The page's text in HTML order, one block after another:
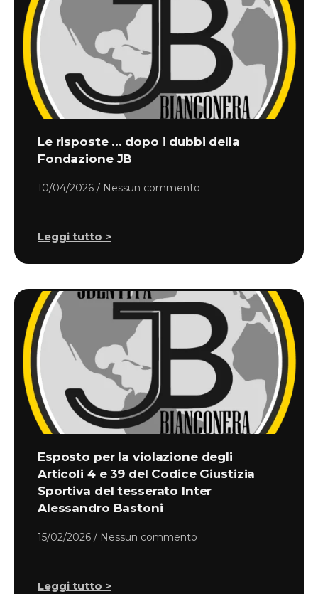
Le risposte … dopo i dubbi della
Fondazione JB
10/04/2026 Nessun commento
Leggi tutto >
Esposto per la violazione degli
Articoli 4 e 39 del Codice Giustizia
Sportiva del tesserato Inter
Alessandro Bastoni
15/02/2026 Nessun commento
Leggi tutto >